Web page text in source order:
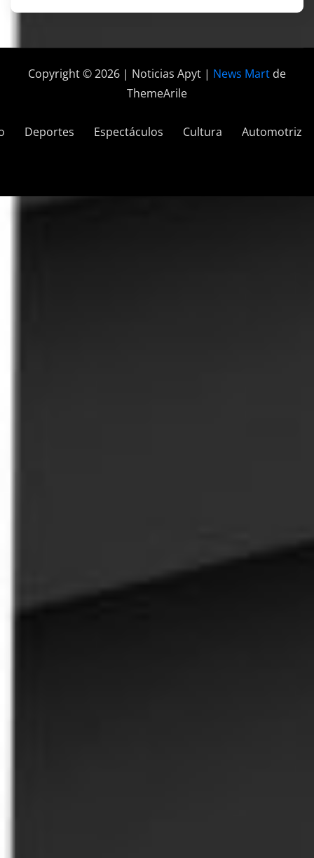
Copyright © 2026 | Noticias Apyt | News Mart de
ThemeArile
Deportes Espectáculos Cultura Automotriz